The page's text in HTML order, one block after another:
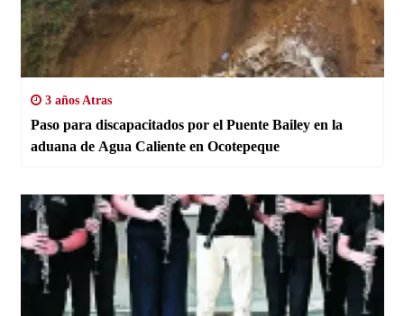
3 años Atras
Paso para discapacitados por el Puente Bailey en la
aduana de Agua Caliente en Ocotepeque